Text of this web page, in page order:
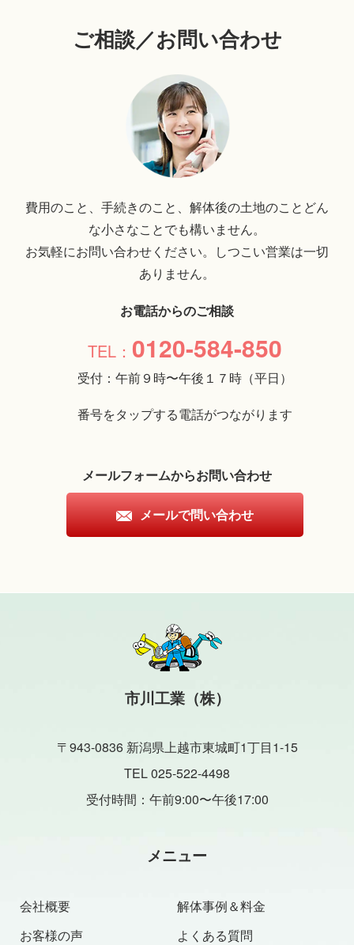
ご相談／お問い合わせ
費用のこと、手続きのこと、解体後の土地のことどん
な小さなことでも構いません。
お気軽にお問い合わせください。しつこい営業は一切
ありません。
お電話からのご相談
0120-584-850
受付：午前９時〜午後１７時（平日）
番号をタップする電話がつながります
メールフォームからお問い合わせ
メールで問い合わせ
市川工業（株）
〒943-0836 新潟県上越市東城町1丁目1-15
TEL 025-522-4498
受付時間：午前9:00〜午後17:00
メニュー
会社概要
解体事例＆料金
お客様の声
よくある質問